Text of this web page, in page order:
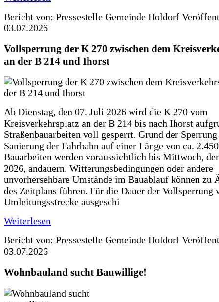
Bericht von: Pressestelle Gemeinde Holdorf
03.07.2026
Vollsperrung der K 270 zwischen dem
an der B 214 und Ihorst
Ab Dienstag, den 07. Juli 2026 wird die K 270 vom
Kreisverkehrsplatz an der B 214 bis nach Ihorst
Straßenbauarbeiten voll gesperrt. Grund der
Sanierung der Fahrbahn auf einer Länge von ca.
Bauarbeiten werden voraussichtlich bis Mittwoch,
2026, andauern. Witterungsbedingungen oder andere
unvorhersehbare Umstände im Bauablauf können zu
des Zeitplans führen. Für die Dauer der Vollsperrung
Umleitungsstrecke ausgeschi
Weiterlesen
Bericht von: Pressestelle Gemeinde Holdorf
03.07.2026
Wohnbauland sucht Bauwillige!